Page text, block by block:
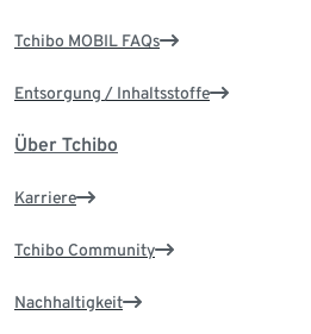
Tchibo MOBIL FAQs
Entsorgung / Inhaltsstoffe
Über Tchibo
Karriere
Tchibo Community
Nachhaltigkeit